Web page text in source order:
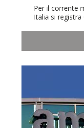
Per il corrente
Italia si